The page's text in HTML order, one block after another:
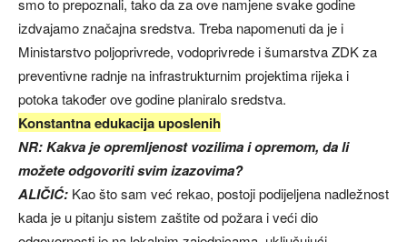
smo to prepoznali, tako da za ove namjene svake godine
izdvajamo značajna sredstva. Treba napomenuti da je i
Ministarstvo poljoprivrede, vodoprivrede i šumarstva ZDK za
preventivne radnje na infrastrukturnim projektima rijeka i
potoka također ove godine planiralo sredstva.
Konstantna edukacija uposlenih
NR: Kakva je opremljenost vozilima i opremom, da li
možete odgovoriti svim izazovima?
ALIČIĆ: Kao što sam već rekao, postoji podijeljena nadležnost
kada je u pitanju sistem zaštite od požara i veći dio